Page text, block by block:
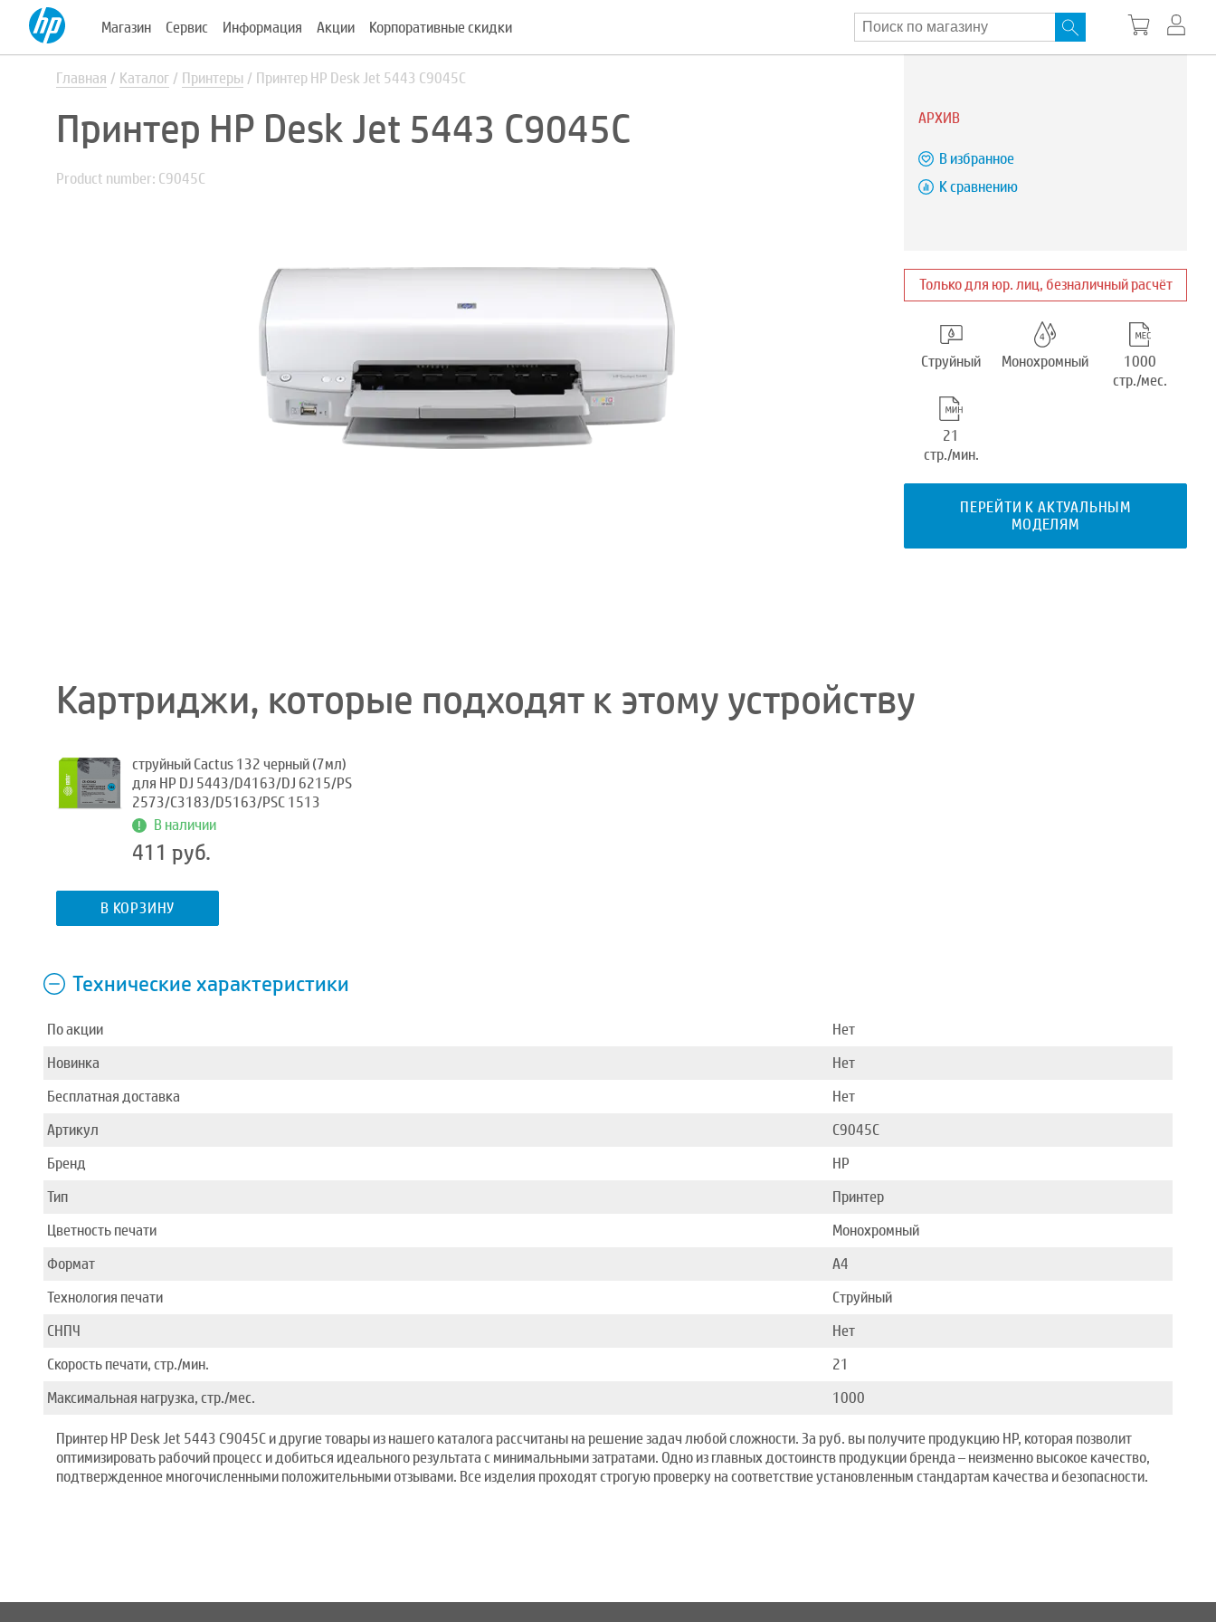
Магазин Сервис Информация Акции Корпоративные скидки
Главная Каталог Принтеры Принтер HP Desk Jet 5443 C9045C
Принтер HP Desk Jet 5443 C9045C
Product number: C9045C
АРХИВ
В избранное
К сравнению
Только для юр. лиц, безналичный расчёт
Струйный Монохромный
1000
стр./мес.
21
стр./мин.
ПЕРЕЙТИ К АКТУАЛЬНЫМ
МОДЕЛЯМ
Картриджи, которые подходят к этому устройству
струйный Cactus 132 черный (7мл)
для HP DJ 5443/D4163/DJ 6215/PS
2573/C3183/D5163/PSC 1513
В наличии
411 руб.
В КОРЗИНУ
Технические характеристики
По акции
Нет
Новинка
Нет
Бесплатная доставка
Нет
Артикул
C9045C
Бренд
HP
Тип
Принтер
Цветность печати
Монохромный
Формат
A4
Технология печати
Струйный
СНПЧ
Нет
Скорость печати, стр./мин.
21
Максимальная нагрузка, стр./мес.
1000
Принтер HP Desk Jet 5443 C9045C и другие товары из нашего каталога рассчитаны на решение задач любой сложности. За руб. вы получите продукцию HP, которая позволит
оптимизировать рабочий процесс и добиться идеального результата с минимальными затратами. Одно из главных достоинств продукции бренда – неизменно высокое качество,
подтвержденное многочисленными положительными отзывами. Все изделия проходят строгую проверку на соответствие установленным стандартам качества и безопасности.